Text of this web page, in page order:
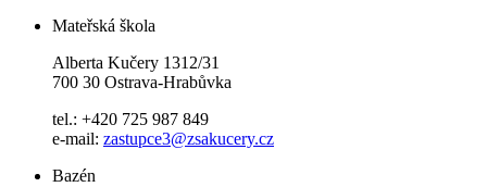
Mateřská škola
Alberta Kučery 1312/31
700 30 Ostrava-Hrabůvka
tel.: +420 725 987 849
e-mail: zastupce3@zsakucery.cz
Bazén